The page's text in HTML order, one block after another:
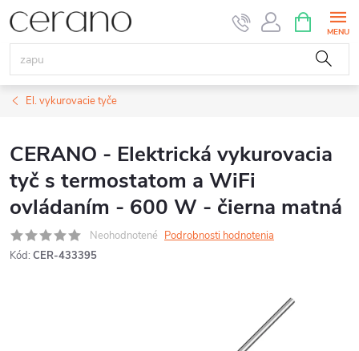
Prejsť
na
obsah
KOŠÍK
El. vykurovacie tyče
CERANO - Elektrická vykurovacia
tyč s termostatom a WiFi
ovládaním - 600 W - čierna matná
Neohodnotené Podrobnosti hodnotenia
Kód: CER-433395